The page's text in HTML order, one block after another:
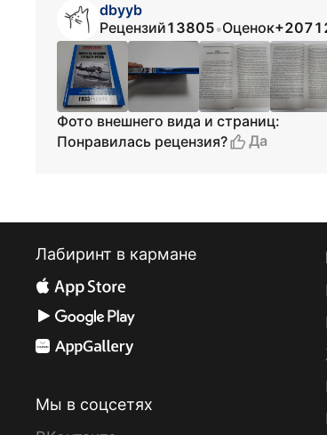
dbyyb
Рецензий13805•Оценок
Фото внешнего вида и страниц:
Понравилась рецензия?
Да
Лабиринт в кармане
Мы в соцсетях